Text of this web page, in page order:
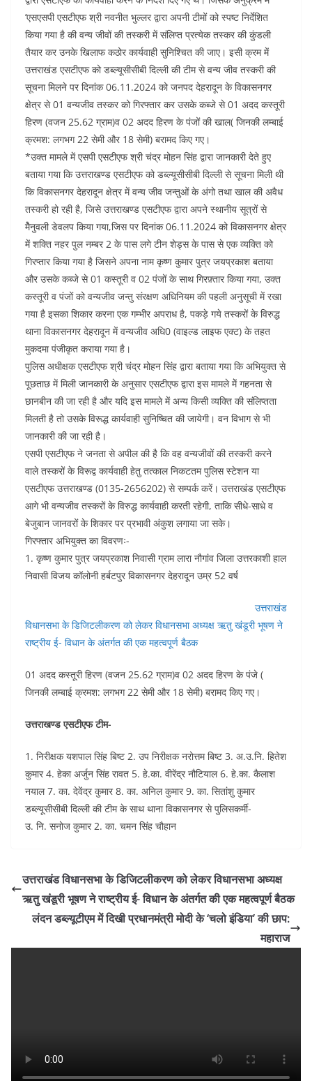
o
o
k
p
p
n m
’एसएसपी एसटीएफ श्री नवनीत भुल्लर द्वारा अपनी टीमों को स्पष्ट निर्देशित
किया गया है की वन्य जीवों की तस्करी में संलिप्त प्रत्येक तस्कर की कुंडली
तैयार कर उनके खिलाफ कठोर कार्यवाही सुनिश्चित की जाए। इसी क्रम में
उत्तराखंड एसटीएफ को डब्ल्यूसीसीबी दिल्ली की टीम से वन्य जीव तस्करी की
सूचना मिलने पर दिनांक 06.11.2024 को जनपद देहरादून के विकासनगर
क्षेत्र से 01 वन्यजीव तस्कर को गिरफ्तार कर उसके कब्जे से 01 अदद कस्तूरी
हिरण (वजन 25.62 ग्राम)व 02 अदद हिरण के पंजों की खाल( जिनकी लम्बाई
क्रमश: लगभग 22 सेमी और 18 सेमी) बरामद किए गए।
*उक्त मामले में एसपी एसटीएफ श्री चंद्र मोहन सिंह द्वारा जानकारी देते हुए
बताया गया कि उत्तराखण्ड एसटीएफ को डब्ल्यूसीसीबी दिल्ली से सूचना मिली थी
कि विकासनगर देहरादून क्षेत्र में वन्य जीव जन्तुओं के अंगो तथा खाल की अवैध
तस्करी हो रही है, जिसे उत्तराखण्ड एसटीएफ द्वारा अपने स्थानीय सूत्रों से
मेैनुवली डेवलप किया गया,जिस पर दिनांक 06.11.2024 को विकासनगर क्षेत्र
में शक्ति नहर पुल नम्बर 2 के पास लगे टीन शेड्स के पास से एक व्यक्ति को
गिरप्तार किया गया है जिसने अपना नाम कृष्ण कुमार पुत्र जयप्रकाश बताया
और उसके कब्जे से 01 कस्तूरी व 02 पंजों के साथ गिरफ़्तार किया गया, उक्त
कस्तूरी व पंजों को वन्यजीव जन्तु संरक्षण अधिनियम की पहली अनुसूची में रखा
गया है इसका शिकार करना एक गम्भीर अपराध है, पकड़े गये तस्करों के विरुद्ध
थाना विकासनगर देहरादून में वन्यजीव अधि0 (वाइल्ड लाइफ एक्ट) के तहत
मुकदमा पंजीकृत कराया गया है।
पुलिस अधीक्षक एसटीएफ श्री चंद्र मोहन सिंह द्वारा बताया गया कि अभियुक्त से
पूछताछ में मिली जानकारी के अनुसार एसटीएफ द्वारा इस मामले मेें गहनता से
छानबीन की जा रही है और यदि इस मामले में अन्य किसी व्यक्ति की संलिप्तता
मिलती है तो उसके विरूद्ध कार्यवाही सुनिष्चित की जायेगी। वन विभाग से भी
जानकारी की जा रही है।
एसपी एसटीएफ ने जनता से अपील की है कि वह वन्यजीवों की तस्करी करने
वाले तस्करों के विरूद्व कार्यवाही हेतु तत्काल निकटतम पुलिस स्टेशन या
एसटीएफ उत्तराखण्ड (0135-2656202) से सम्पर्क करें। उत्तराखंड एसटीएफ
आगे भी वन्यजीव तस्करों के विरुद्ध कार्यवाही करती रहेगी, ताकि सीधे-साधे व
बेजुबान जानवरों के शिकार पर प्रभावी अंकुश लगाया जा सके।
गिरफ्तार अभियुक्त का विवरणः-
1. कृष्ण कुमार पुत्र जयप्रकाश निवासी ग्राम लारा नौगांव जिला उत्तरकाशी हाल
निवासी विजय कॉलोनी हर्बटपुर विकासनगर देहरादून उम्र 52 वर्ष
उत्तराखंड
विधानसभा के डिजिटलीकरण को लेकर विधानसभा अध्यक्ष ऋतु खंडूरी भूषण ने
राष्ट्रीय ई- विधान के अंतर्गत की एक महत्वपूर्ण बैठक
01 अदद कस्तूरी हिरण (वजन 25.62 ग्राम)व 02 अदद हिरण के पंजे (
जिनकी लम्बाई क्रमश: लगभग 22 सेमी और 18 सेमी) बरामद किए गए।
उत्तराखण्ड एसटीएफ टीम-
1. निरीक्षक यशपाल सिंह बिष्ट 2. उप निरीक्षक नरोत्तम बिष्ट 3. अ.उ.नि. हितेश
कुमार 4. हेका अर्जुन सिंह रावत 5. हे.का. वीरेंद्र नौटियाल 6. हे.का. कैलाश
नयाल 7. का. देवेंद्र कुमार 8. का. अनिल कुमार 9. का. सितांशु कुमार
डब्ल्यूसीसीबी दिल्ली की टीम के साथ थाना विकासनगर से पुलिसकर्मी-
उ. नि. सनोज कुमार 2. का. चमन सिंह चौहान
उत्तराखंड विधानसभा के डिजिटलीकरण को लेकर विधानसभा अध्यक्ष
ऋतु खंडूरी भूषण ने राष्ट्रीय ई- विधान के अंतर्गत की एक महत्वपूर्ण बैठक
लंदन डब्ल्यूटीएम में दिखी प्रधानमंत्री मोदी के ‘चलो इंडिया’ की छाप:
महाराज